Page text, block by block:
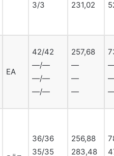
3/3
231,02
EA
42/42
—/—
—/—
—/—
257,68
—
—
—
36/36
35/35
256,88
283,48